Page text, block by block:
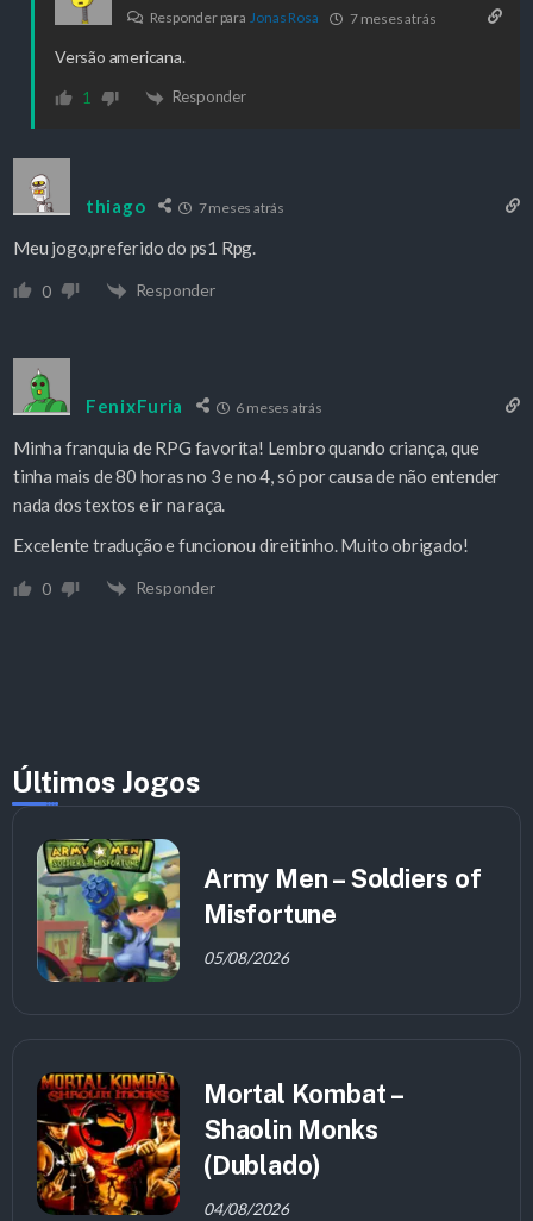
Responder para Jonas Rosa 7 meses atrás
Versão americana.
1 Responder
thiago 7 meses atrás
Meu jogo,preferido do ps1 Rpg.
0 Responder
FenixFuria 6 meses atrás
Minha franquia de RPG favorita! Lembro quando criança, que
tinha mais de 80 horas no 3 e no 4, só por causa de não entender
nada dos textos e ir na raça.
Excelente tradução e funcionou direitinho. Muito obrigado!
0 Responder
Últimos Jogos
Army Men – Soldiers of
Misfortune
05/08/2026
Mortal Kombat –
Shaolin Monks
(Dublado)
04/08/2026